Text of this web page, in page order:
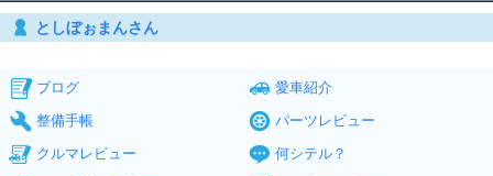
としぼぉまんさん
ブログ
愛車紹介
整備手帳
パーツレビュー
クルマレビュー
何シテル？